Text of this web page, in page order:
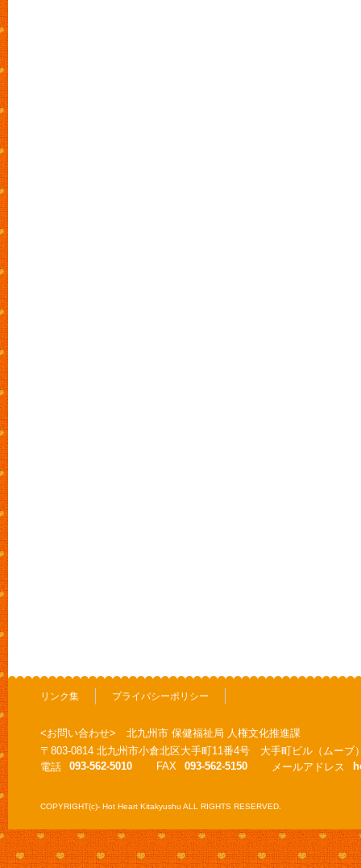
リンク集 プライバシーポリシー
<お問い合わせ> 北九州市 保健福祉局 人権文化推進課
〒803-0814 北九州市小倉北区大手町11番4号 大手町ビル（ムーブ
電話
093-562-5010 FAX 093-562-5150 メールアドレス
COPYRIGHT(c)- Hot Heart Kitakyushu ALL RIGHTS RESERVED.